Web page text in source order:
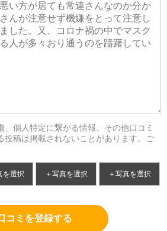
個人特定に繋がる情報、その他口コミ
投稿は掲載されないことがあります。ご
を選択 ＋写真を選択 ＋写真を選択
コミを登録する